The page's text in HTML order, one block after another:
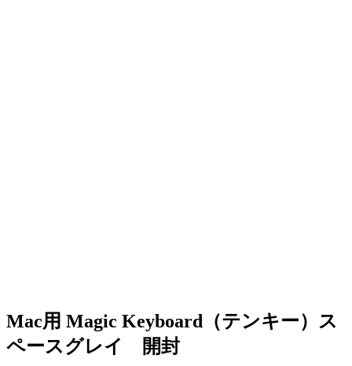
Mac用 Magic Keyboard（テンキー）ス
ペースグレイ 開封